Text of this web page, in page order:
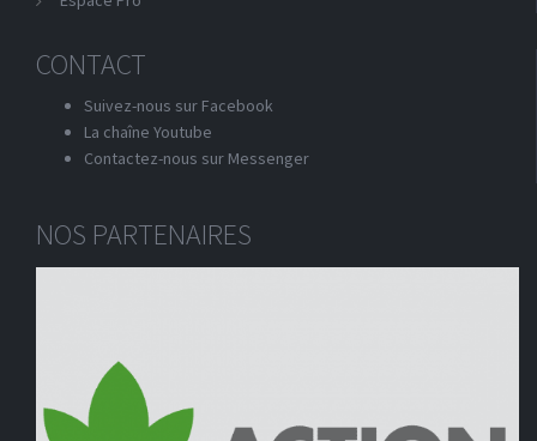
CONTACT
Suivez-nous sur Facebook
La chaîne Youtube
Contactez-nous sur Messenger
NOS PARTENAIRES